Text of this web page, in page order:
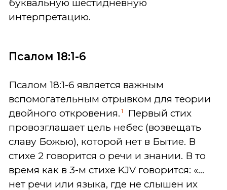
буквальную шестидневную
интерпретацию.
Псалом 18:1-6
Псалом 18:1-6 является важным
вспомогательным отрывком для теории
двойного откровения. 1
Первый стих
провозглашает цель небес (возвещать
славу Божью), которой нет в Бытие. В
стихе 2 говорится о речи и знании. В то
время как в 3-м стихе KJV говорится: «…
нет речи или языка, где не слышен их